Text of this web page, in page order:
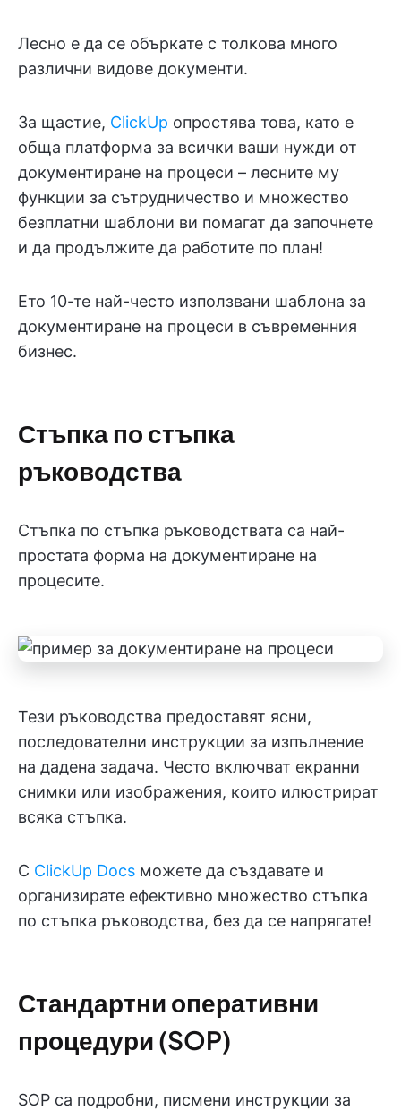
Лесно е да се объркате с толкова много
различни видове документи.
За щастие, ClickUp опростява това, като е
обща платформа за всички ваши нужди от
документиране на процеси – лесните му
функции за сътрудничество и множество
безплатни шаблони ви помагат да започнете
и да продължите да работите по план!
Ето 10-те най-често използвани шаблона за
документиране на процеси в съвременния
бизнес.
Стъпка по стъпка
ръководства
Стъпка по стъпка ръководствата са най-
простата форма на документиране на
процесите.
Тези ръководства предоставят ясни,
последователни инструкции за изпълнение
на дадена задача. Често включват екранни
снимки или изображения, които илюстрират
всяка стъпка.
С ClickUp Docs можете да създавате и
организирате ефективно множество стъпка
по стъпка ръководства, без да се напрягате!
Стандартни оперативни
процедури (SOP)
SOP са подробни, писмени инструкции за